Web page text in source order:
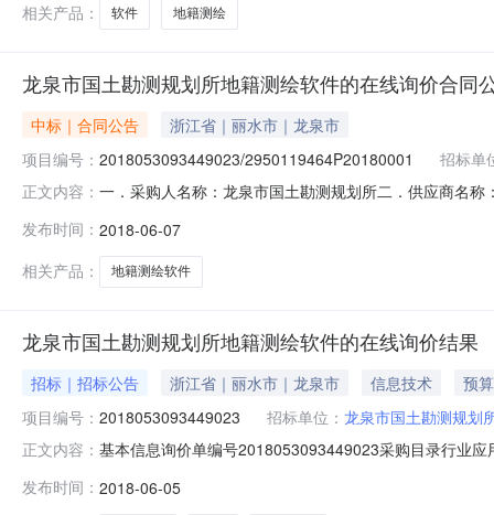
相关产品：
软件 地籍测绘
龙泉市国土勘测规划所地籍测绘软件的在线询价合同
中标｜合同公告
浙江省｜丽水市｜龙泉市
项目编号： 2018053093449023/2950119464P20180001
招标单
正文内容： 一．采购人名称：龙泉市国土勘测规划所二．供应商名
形地籍成图软件CASS10.0套21.680000万元3.360000万
发布时间： 2018-06-07
相关产品：
地籍测绘软件
龙泉市国土勘测规划所地籍测绘软件的在线询价结果
招标｜招标公告 浙江省｜丽水市｜龙泉市 信息技术
预
项目编号： 2018053093449023 招标单位： 龙泉市国土勘测规划
正文内容： 基本信息询价单编号2018053093449023采购目录行业
低到高排序，以'最低报价'原则推荐出成交供应商，报价
发布时间： 2018-06-05